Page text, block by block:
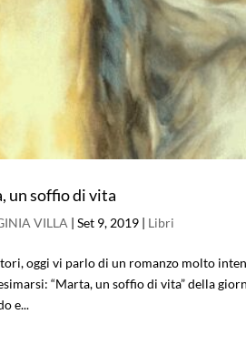
un soffio di vita
VILLA |Set 9, 2019 | Libri
oggi vi parlo di un romanzo molto
“Marta, un soffio di vita” della
e...